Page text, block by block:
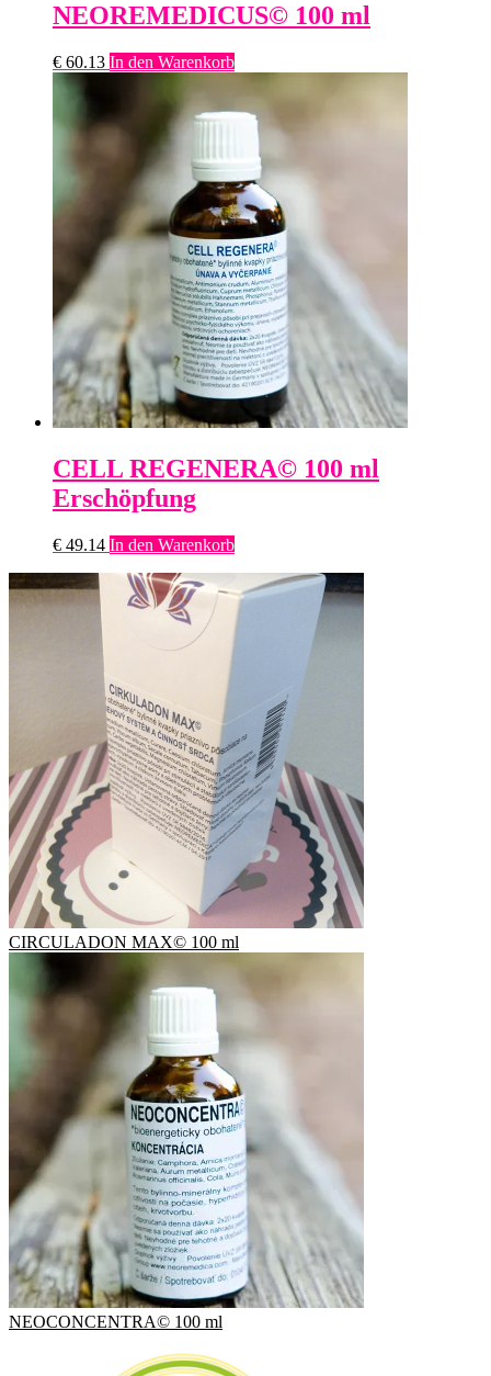
NEOREMEDICUS© 100 ml
€ 60.13 In den Warenkorb
CELL REGENERA© 100 ml
Erschöpfung
€ 49.14 In den Warenkorb
CIRCULADON MAX© 100 ml
NEOCONCENTRA© 100 ml